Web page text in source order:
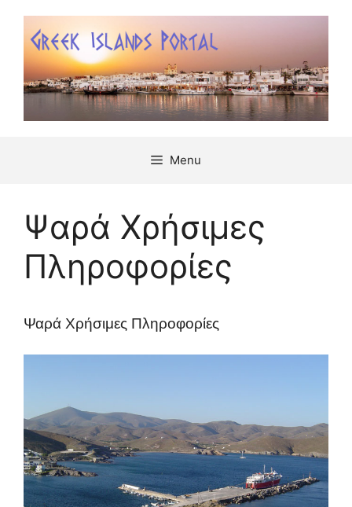
περιεχόμενο
Menu
Ψαρά Χρήσιμες
Πληροφορίες
Ψαρά Χρήσιμες Πληροφορίες